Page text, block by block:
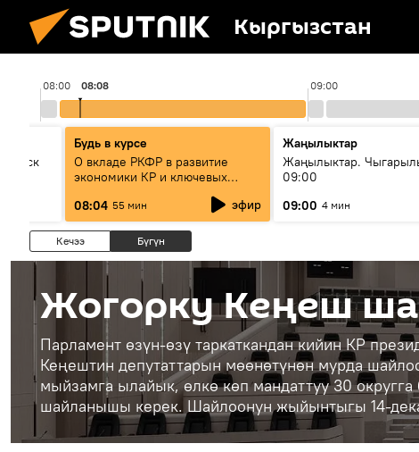
Кыргызстан
08:00 09:00
08:08
Будь в курсе
О вкладе РКФР в развитие
экономики КР и ключевых
08:04 55 мин эфир
Жаңылыктар
Жаңылыктар.
09:00
09:00 4 мин
Кечээ Бүгүн
Жогорку Кеңеш
Парламент өзүн-өзү таркаткандан кийин КР
Кеңештин депутаттарын мөөнөтүнөн мурда
мыйзамга ылайык, өлкө көп мандаттуу 30 округга
шайланышы керек. Шайлоонун жыйынтыгы 14-